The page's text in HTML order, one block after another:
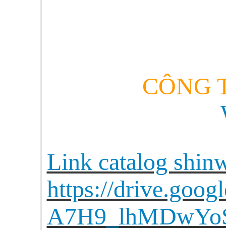
CÔNG
Link catalog
https://